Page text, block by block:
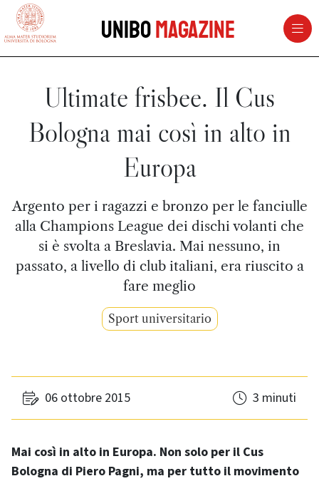
vai al contenuto della pagina
UniboMagazine
Ultimate frisbee. Il Cus
Bologna mai così in alto in
Europa
Argento per i ragazzi e bronzo per le fanciulle
alla Champions League dei dischi volanti che
si è svolta a Breslavia. Mai nessuno, in
passato, a livello di club italiani, era riuscito a
fare meglio
Sport universitario
06 ottobre 2015 3 minuti
Mai così in alto in Europa. Non solo per il Cus
Bologna di Piero Pagni, ma per tutto il movimento